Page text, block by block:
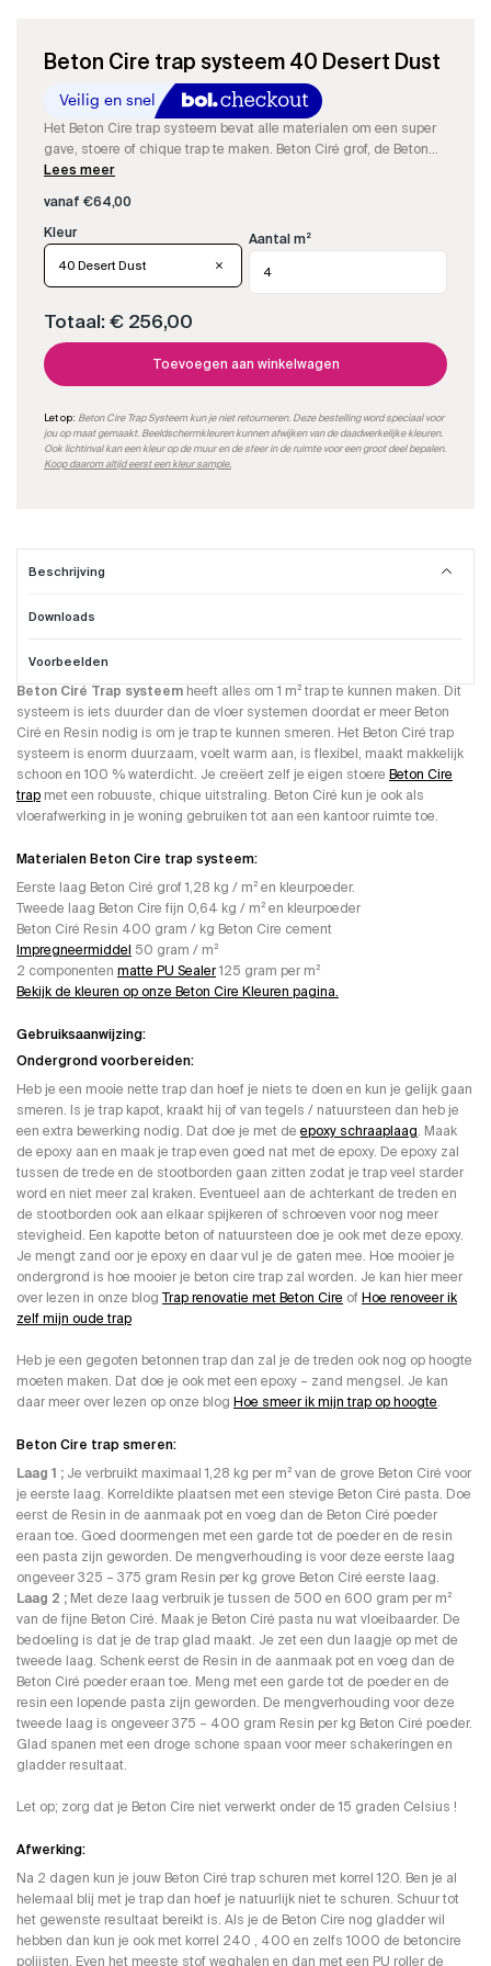
Beton Cire trap systeem 40 Desert Dust
Het Beton Cire trap systeem bevat alle materialen om een super
gave, stoere of chique trap te maken. Beton Ciré grof, de Beton
Cire fijn, de resin om aan te maken, kleurstof, impregneer en
Lees meer
vanaf €64,00
40 Desert Dust
Aantal m²
Totaal: € 256,00
Toevoegen aan winkelwagen
Let op: Beton Cire Trap Systeem kun je niet retourneren. Deze bestelling word speciaal voor
jou op maat gemaakt. Beeldschermkleuren kunnen afwijken van de daadwerkelijke kleuren.
Ook lichtinval kan een kleur op de muur en de sfeer in de ruimte voor een groot deel bepalen.
Koop daarom altijd eerst een kleur sample.
Beschrijving
Downloads
Voorbeelden
Beton Cire trap systeem.
Dit Beton Ciré Trap Systeem word gebruikt om trappen mee te maken. Het
Beton Ciré Trap systeemheeft alles om 1 m² trap te kunnen maken. Dit
systeem is iets duurder dan de vloer systemen doordat er meer Beton
Ciré en Resin nodig is om je trap te kunnen smeren. Het Beton Ciré trap
systeem is enorm duurzaam, voelt warm aan, is flexibel, maakt makkelijk
schoon en 100 % waterdicht. Je creëert zelf je eigen stoere Beton Cire
trap met een robuuste, chique uitstraling. Beton Ciré kun je ook als
vloerafwerking in je woning gebruiken tot aan een kantoor ruimte toe.
Materialen Beton Cire trap systeem:
Eerste laag Beton Ciré grof 1,28 kg / m² en kleurpoeder.
Tweede laag Beton Cire fijn 0,64 kg / m² en kleurpoeder
Beton Ciré Resin 400 gram / kg Beton Cire cement
Impregneermiddel 50 gram / m²
2 componenten matte PU Sealer125 gram per m²
Bekijk de kleuren op onze Beton Cire Kleuren pagina.
Gebruiksaanwijzing:
Ondergrond voorbereiden:
Heb je een mooie nette trap dan hoef je niets te doen en kun je gelijk gaan
smeren. Is je trap kapot, kraakt hij of van tegels / natuursteen dan heb je
een extra bewerking nodig. Dat doe je met de epoxy schraaplaag. Maak
de epoxy aan en maak je trap even goed nat met de epoxy. De epoxy zal
tussen de trede en de stootborden gaan zitten zodat je trap veel starder
word en niet meer zal kraken. Eventueel aan de achterkant de treden en
de stootborden ook aan elkaar spijkeren of schroeven voor nog meer
stevigheid. Een kapotte beton of natuursteen doe je ook met deze epoxy.
Je mengt zand oor je epoxy en daar vul je de gaten mee. Hoe mooier je
ondergrond is hoe mooier je beton cire trap zal worden. Je kan hier meer
over lezen in onze blog Trap renovatie met Beton Cire ofHoe renoveer ik
zelf mijn oude trap
Heb je een gegoten betonnen trap dan zal je de treden ook nog op hoogte
moeten maken. Dat doe je ook met een epoxy – zand mengsel. Je kan
daar meer over lezen op onze blog Hoe smeer ik mijn trap op hoogte.
Beton Cire trap smeren:
Laag 1 ; Je verbruikt maximaal 1,28 kg per m² van de grove Beton Ciré voor
je eerste laag. Korreldikte plaatsen met een stevige Beton Ciré pasta. Doe
eerst de Resin in de aanmaak pot en voeg dan de Beton Ciré poeder
eraan toe. Goed doormengen met een garde tot de poeder en de resin
een pasta zijn geworden. De mengverhouding is voor deze eerste laag
ongeveer 325 – 375 gram Resin per kg grove Beton Ciré eerste laag.
Laag 2 ; Met deze laag verbruik je tussen de 500 en 600 gram per m²
van de fijne Beton Ciré. Maak je Beton Ciré pasta nu wat vloeibaarder. De
bedoeling is dat je de trap glad maakt. Je zet een dun laagje op met de
tweede laag. Schenk eerst de Resin in de aanmaak pot en voeg dan de
Beton Ciré poeder eraan toe. Meng met een garde tot de poeder en de
resin een lopende pasta zijn geworden. De mengverhouding voor deze
tweede laag is ongeveer 375 – 400 gram Resin per kg Beton Ciré poeder.
Glad spanen met een droge schone spaan voor meer schakeringen en
gladder resultaat.
Let op; zorg dat je Beton Cire niet verwerkt onder de 15 graden Celsius !
Afwerking:
Na 2 dagen kun je jouw Beton Ciré trap schuren met korrel 120. Ben je al
helemaal blij met je trap dan hoef je natuurlijk niet te schuren. Schuur tot
het gewenste resultaat bereikt is. Als je de Beton Cire nog gladder wil
hebben dan kun je ook met korrel 240 , 400 en zelfs 1000 de betoncire
polijsten. Even het meeste stof weghalen en dan met een PU roller de